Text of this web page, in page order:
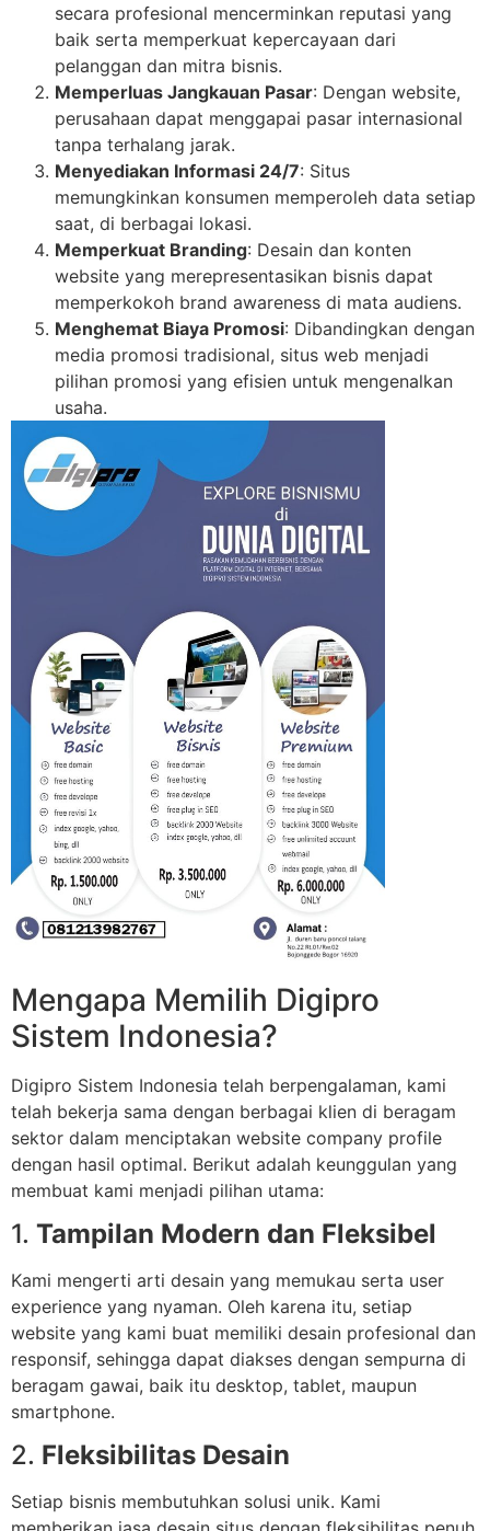
secara profesional mencerminkan reputasi yang
baik serta memperkuat kepercayaan dari
pelanggan dan mitra bisnis.
Memperluas Jangkauan Pasar: Dengan website,
perusahaan dapat menggapai pasar internasional
tanpa terhalang jarak.
Menyediakan Informasi 24/7: Situs
memungkinkan konsumen memperoleh data setiap
saat, di berbagai lokasi.
Memperkuat Branding: Desain dan konten
website yang merepresentasikan bisnis dapat
memperkokoh brand awareness di mata audiens.
Menghemat Biaya Promosi: Dibandingkan dengan
media promosi tradisional, situs web menjadi
pilihan promosi yang efisien untuk mengenalkan
usaha.
Mengapa Memilih Digipro
Sistem Indonesia?
Digipro Sistem Indonesia telah berpengalaman, kami
telah bekerja sama dengan berbagai klien di beragam
sektor dalam menciptakan website company profile
dengan hasil optimal. Berikut adalah keunggulan yang
membuat kami menjadi pilihan utama:
1. Tampilan Modern dan Fleksibel
Kami mengerti arti desain yang memukau serta user
experience yang nyaman. Oleh karena itu, setiap
website yang kami buat memiliki desain profesional dan
responsif, sehingga dapat diakses dengan sempurna di
beragam gawai, baik itu desktop, tablet, maupun
smartphone.
2. Fleksibilitas Desain
Setiap bisnis membutuhkan solusi unik. Kami